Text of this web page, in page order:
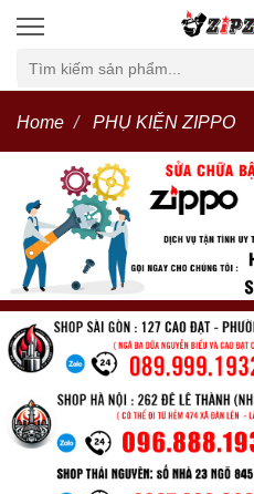
Home PHỤ KIỆN ZIPPO